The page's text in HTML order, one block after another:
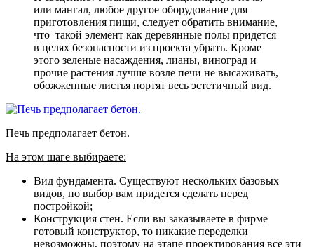
или мангал, любое другое оборудование для
приготовления пищи, следует обратить внимание,
что такой элемент как деревянные полы придется
в целях безопасности из проекта убрать. Кроме
этого зеленые насаждения, лианы, виноград и
прочие растения лучше возле печи не высаживать,
обожженные листья портят весь эстетичный вид.
Печь предполагает бетон.
На этом шаге выбираете:
Вид фундамента. Существуют нескольких базовых
видов, но выбор вам придется сделать перед
постройкой;
Конструкция стен. Если вы заказываете в фирме
готовый конструктор, то никакие переделки
невозможны, поэтому на этапе проектирования все эти